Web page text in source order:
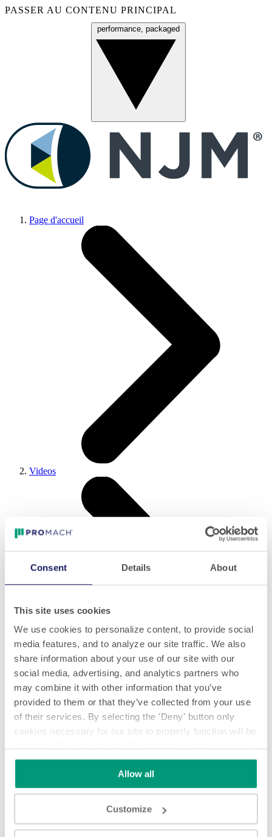
Consent Details About
This site uses cookies
We use cookies to personalize content, to provide social
media features, and to analyze our site traffic. We also
share information about your use of our site with our
social media, advertising, and analytics partners who
may combine it with other information that you’ve
provided to them or that they’ve collected from your use
of their services. By selecting the 'Deny' button only
cookies necessary for our site to properly function will be
choose the individual categories of cookies you want to
Read the complete cookie policy.
Allow all
Customize
PASSER AU CONTENU PRINCIPAL
performance, packaged
Page d'accueil
Videos
Compteurs de comprimés